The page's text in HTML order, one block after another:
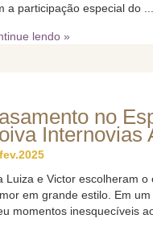
a participação especial do ...
lendo »
no
Internovias
Luiza e Victor escolheram
em grande estilo. Em
momentos inesquecíveis ao